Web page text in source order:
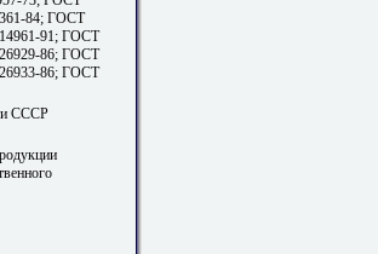
84; ГОСТ
91; ГОСТ
86; ГОСТ
86; ГОСТ
СССР